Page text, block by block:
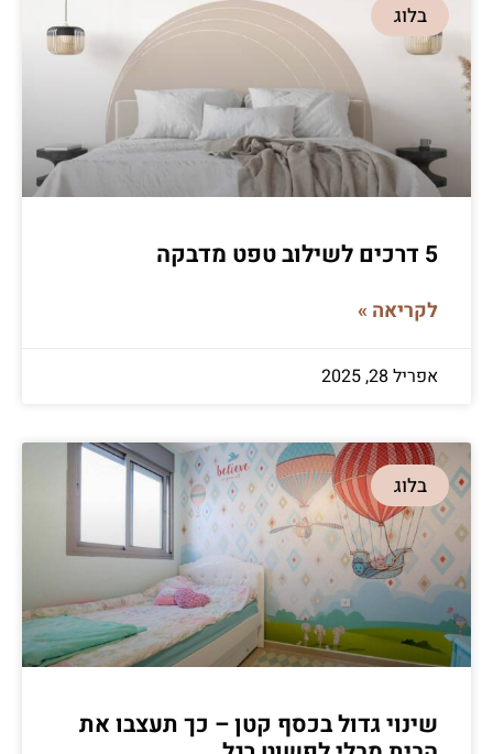
בלוג
5 דרכים לשילוב טפט מדבקה
לקריאה »
אפריל 28, 2025
בלוג
שינוי גדול בכסף קטן – כך תעצבו את